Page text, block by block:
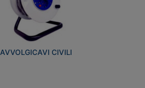
AVVOLGICAVI CIVILI